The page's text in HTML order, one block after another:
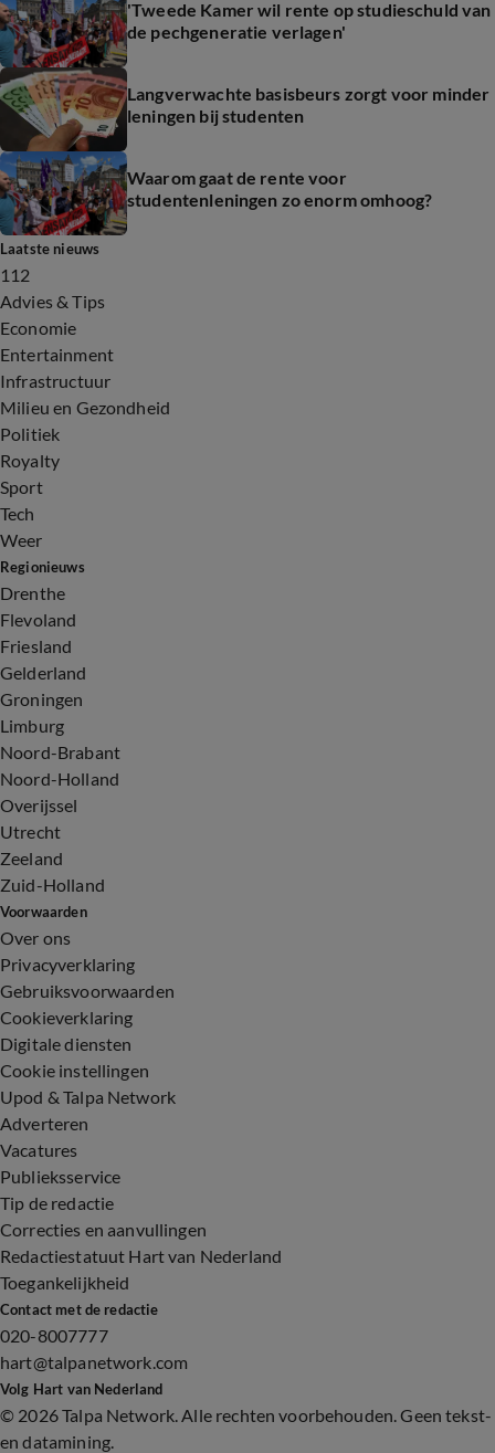
'Tweede Kamer wil rente op studieschuld van
de pechgeneratie verlagen'
Langverwachte basisbeurs zorgt voor minder
leningen bij studenten
Waarom gaat de rente voor
studentenleningen zo enorm omhoog?
Laatste nieuws
112
Advies & Tips
Economie
Entertainment
Infrastructuur
Milieu en Gezondheid
Politiek
Royalty
Sport
Tech
Weer
Regionieuws
Drenthe
Flevoland
Friesland
Gelderland
Groningen
Limburg
Noord-Brabant
Noord-Holland
Overijssel
Utrecht
Zeeland
Zuid-Holland
Voorwaarden
Over ons
Privacyverklaring
Gebruiksvoorwaarden
Cookieverklaring
Digitale diensten
Cookie instellingen
Upod & Talpa Network
Adverteren
Vacatures
Publieksservice
Tip de redactie
Correcties en aanvullingen
Redactiestatuut Hart van Nederland
Toegankelijkheid
Contact met de redactie
020-8007777
hart@talpanetwork.com
Volg Hart van Nederland
© 2026 Talpa Network. Alle rechten voorbehouden. Geen tekst-
en datamining.